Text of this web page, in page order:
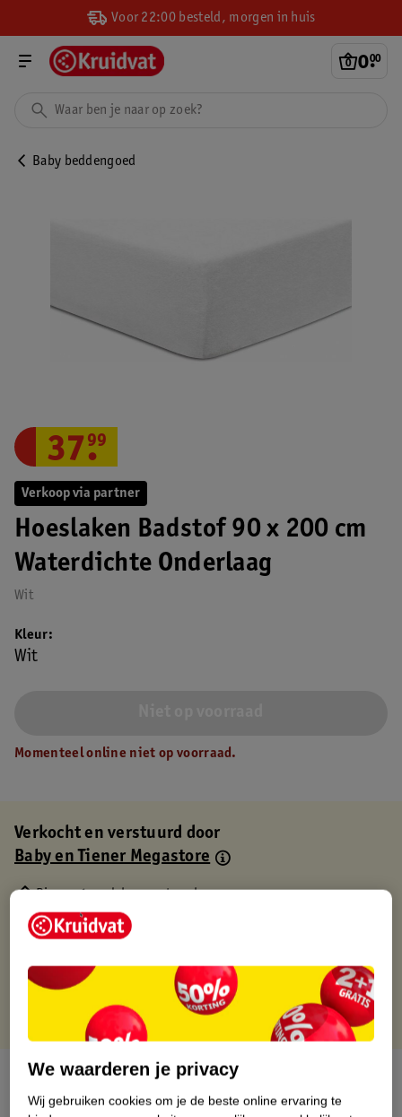
Voor 22:00 besteld, morgen in huis
0.
00
Baby beddengoed
Verkoop via partner
Hoeslaken Badstof 90 x 200 cm
Waterdichte Onderlaag
Wit
37.
99
Kleur
Wit
Momenteel online niet op voorraad.
Verkocht en verstuurd door
Baby en Tiener Megastore
Binnen 1 werkdag verstuurd
Gratis thuisbezorgd
Gratis retourneren via verkooppartner.
Over dit product
We waarderen je privacy
Wij gebruiken cookies om je de beste online ervaring te